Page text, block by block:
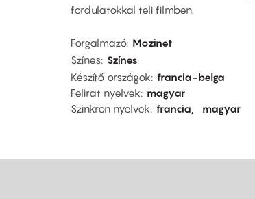
fordulatokkal teli filmben.
Forgalmazó Mozinet
Színes Színes
Készítő országok francia-belga
Felirat nyelvek
magyar
Szinkron nyelvek francia magyar